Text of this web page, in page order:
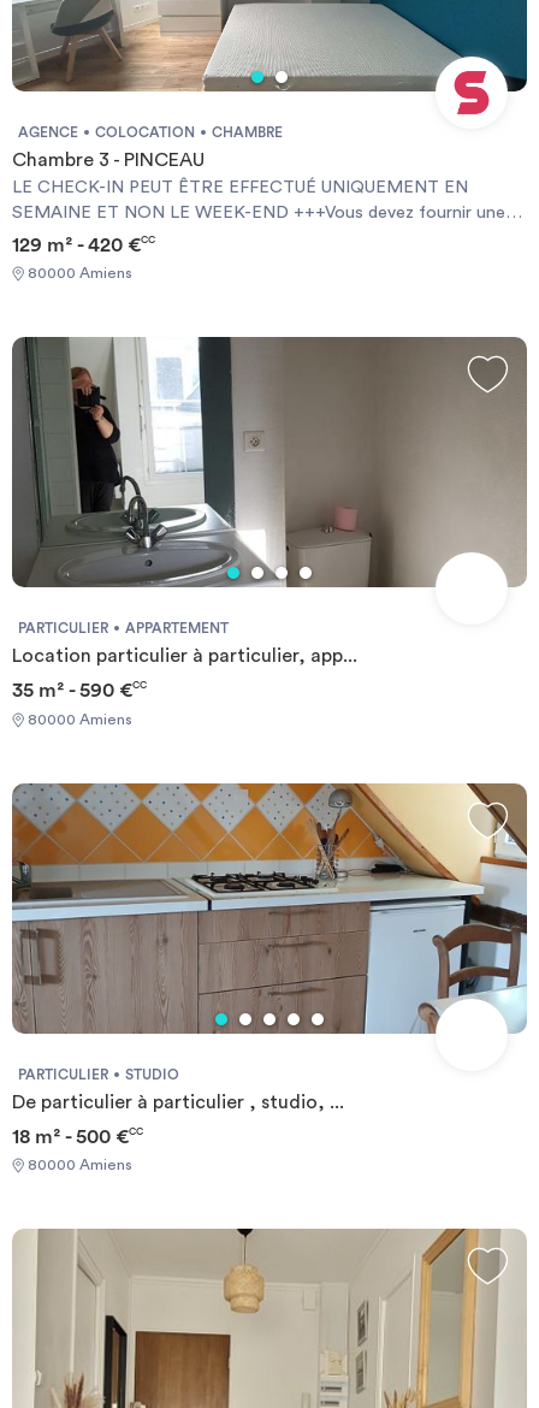
AGENCE COLOCATION CHAMBRE
Chambre 3 - PINCEAU
LE CHECK-IN PEUT ÊTRE EFFECTUÉ UNIQUEMENT EN
SEMAINE ET NON LE WEEK-END +++Vous devez fournir une
Garantie Visale obligatoirement et une assurance habitation+++
[ENG] CHECK-IN CAN ONLY BE DONE ON WEEKDAYS AND
NOT AT WEEKENDS +++You must provide a Visale Guarantee
129 m² - 420 €CC
80000 Amiens
PARTICULIER APPARTEMENT
Location particulier à particulier, app...
35 m² - 590 €CC
80000 Amiens
PARTICULIER STUDIO
De particulier à particulier , studio, ...
18 m² - 500 €CC
80000 Amiens